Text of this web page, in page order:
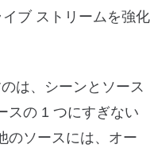
ブ ストリームを強化
は、シーンとソース
スの 1 つにすぎない
のソースには、オー